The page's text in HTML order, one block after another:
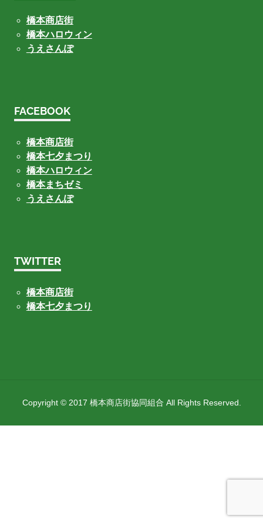
橋本商店街
橋本ハロウィン
うえさんぽ
FACEBOOK
橋本商店街
橋本七夕まつり
橋本ハロウィン
橋本まちゼミ
うえさんぽ
TWITTER
橋本商店街
橋本七夕まつり
Copyright © 2017 橋本商店街協同組合 All Rights Reserved.